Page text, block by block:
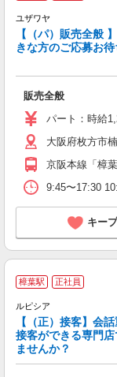
ユザワヤ
【（パ）販売全般
きな方のご応募お
販売全般
パート：時給
大阪府枚方市
京阪本線「樟
9:45〜17:30
キー
樟葉駅 正社員
ルピシア
【（正）接客】会
接客ができる専門
ませんか？